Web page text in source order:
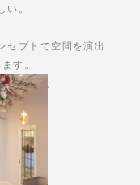
。
セプトで空間を演出
す。
ださい。